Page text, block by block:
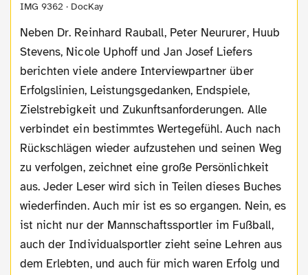
IMG 9362 · DocKay
Neben Dr. Reinhard Rauball, Peter Neururer, Huub
Stevens, Nicole Uphoff und Jan Josef Liefers
berichten viele andere Interviewpartner über
Erfolgslinien, Leistungsgedanken, Endspiele,
Zielstrebigkeit und Zukunftsanforderungen. Alle
verbindet ein bestimmtes Wertegefühl. Auch nach
Rückschlägen wieder aufzustehen und seinen Weg
zu verfolgen, zeichnet eine große Persönlichkeit
aus. Jeder Leser wird sich in Teilen dieses Buches
wiederfinden. Auch mir ist es so ergangen. Nein, es
ist nicht nur der Mannschaftssportler im Fußball,
auch der Individualsportler zieht seine Lehren aus
dem Erlebten, und auch für mich waren Erfolg und